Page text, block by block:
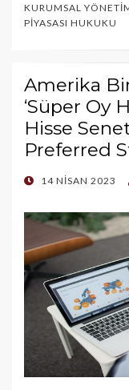
KURUMSAL
PIYASASI HUKUKU
Amerika
‘Süper Oy
Hisse
Preferred
POSTED14 NISAN 2023